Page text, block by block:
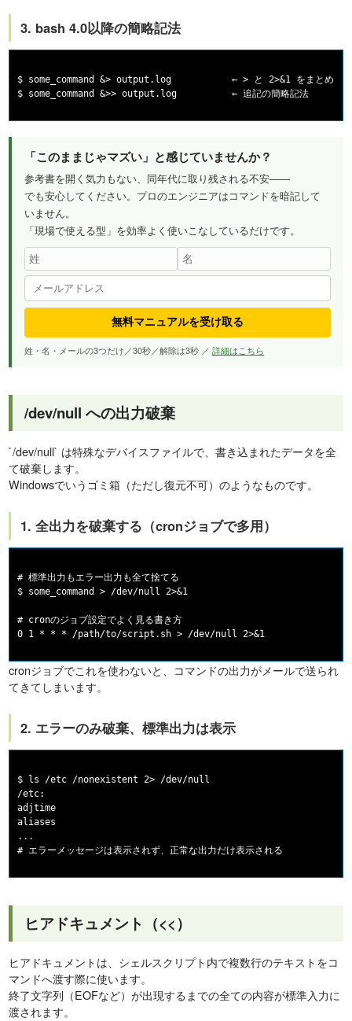
3. bash 4.0以降の簡略記法
$ some_command &> output.log           ← > と 2>&1 をまとめた簡
「このままじゃマズい」と感じていませんか？
参考書を開く気力もない、同年代に取り残される不安——
でも安心してください。プロのエンジニアはコマンドを暗記して
いません。
「現場で使える型」を効率よく使いこなしているだけです。
無料マニュアルを受け取る
姓・名・メールの3つだけ／30秒／解除は3秒 ／詳細はこちら
/dev/null への出力破棄
`/dev/null` は特殊なデバイスファイルで、書き込まれたデータを全
て破棄します。
Windowsでいうゴミ箱（ただし復元不可）のようなものです。
1. 全出力を破棄する（cronジョブで多用）
# 標準出力もエラー出力も全て捨てる
$ some_command > /dev/null 2>&1
# cronのジョブ設定でよく見る書き方
cronジョブでこれを使わないと、コマンドの出力がメールで送られ
てきてしまいます。
2. エラーのみ破棄、標準出力は表示
$ ls /etc /nonexistent 2> /dev/null
/etc:
adjtime
aliases
...
ヒアドキュメント（<<）
ヒアドキュメントは、シェルスクリプト内で複数行のテキストをコ
マンドへ渡す際に使います。
終了文字列（EOFなど）が出現するまでの全ての内容が標準入力に
渡されます。